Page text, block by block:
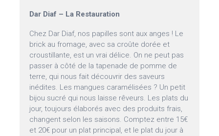
Dar Diaf – La Restauration
Chez Dar Diaf, nos papilles sont aux anges ! Le
brick au fromage, avec sa croûte dorée et
croustillante, est un vrai délice. On ne peut pas
passer à côté de la tapenade de pomme de
terre, qui nous fait découvrir des saveurs
inédites. Les mangues caramélisées ? Un petit
bijou sucré qui nous laisse rêveurs. Les plats du
jour, toujours élaborés avec des produits frais,
changent selon les saisons. Comptez entre 15€
et 20€ pour un plat principal, et le plat du jour à